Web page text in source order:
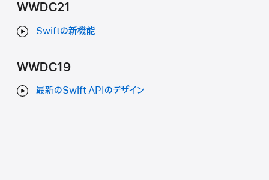
WWDC21
Swiftの新機能
WWDC19
最新のSwift APIのデザイン